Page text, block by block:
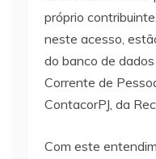
próprio
neste acesso,
do banco de
Corrente de
ContacorPJ, da
Com este